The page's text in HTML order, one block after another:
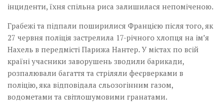
інциденти, їхня спільна риса залишилася непоміченою.
Грабежі та підпали поширилися Францією після того, як
27 червня поліція застрелила 17-річного хлопця на ім’я
Нахель в передмісті Парижа Нантер. У містах по всій
країні учасники заворушень зводили барикади,
розпалювали багаття та стріляли феєрверками в
поліцію, яка відповідала сльозогінним газом,
водометами та світлошумовими гранатами.